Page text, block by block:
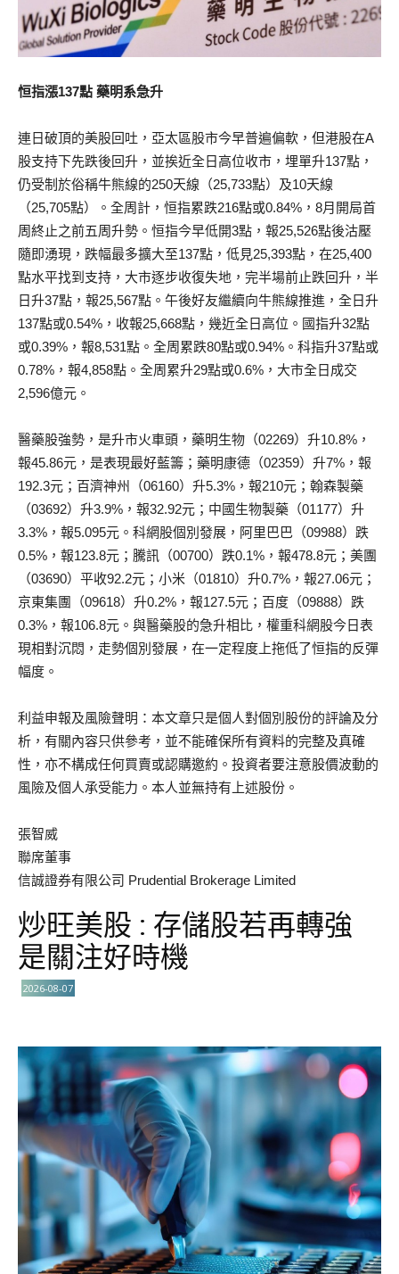
恒指漲137點 藥明系急升
連日破頂的美股回吐，亞太區股市今早普遍偏軟，但港股在A
股支持下先跌後回升，並挨近全日高位收市，埋單升137點，
仍受制於俗稱牛熊線的250天線（25,733點）及10天線
（25,705點）。全周計，恒指累跌216點或0.84%，8月開局首
周終止之前五周升勢。恒指今早低開3點，報25,526點後沽壓
隨即湧現，跌幅最多擴大至137點，低見25,393點，在25,400
點水平找到支持，大市逐步收復失地，完半場前止跌回升，半
日升37點，報25,567點。午後好友繼續向牛熊線推進，全日升
137點或0.54%，收報25,668點，幾近全日高位。國指升32點
或0.39%，報8,531點。全周累跌80點或0.94%。科指升37點或
0.78%，報4,858點。全周累升29點或0.6%，大市全日成交
2,596億元。
醫藥股強勢，是升市火車頭，藥明生物（02269）升10.8%，
報45.86元，是表現最好藍籌；藥明康德（02359）升7%，報
192.3元；百濟神州（06160）升5.3%，報210元；翰森製藥
（03692）升3.9%，報32.92元；中國生物製藥（01177）升
3.3%，報5.095元。科網股個別發展，阿里巴巴（09988）跌
0.5%，報123.8元；騰訊（00700）跌0.1%，報478.8元；美團
（03690）平收92.2元；小米（01810）升0.7%，報27.06元；
京東集團（09618）升0.2%，報127.5元；百度（09888）跌
0.3%，報106.8元。與醫藥股的急升相比，權重科網股今日表
現相對沉悶，走勢個別發展，在一定程度上拖低了恒指的反彈
幅度。
利益申報及風險聲明：本文章只是個人對個別股份的評論及分
析，有關內容只供參考，並不能確保所有資料的完整及真確
性，亦不構成任何買賣或認購邀約。投資者要注意股價波動的
風險及個人承受能力。本人並無持有上述股份。
張智威
聯席董事
信誠證券有限公司 Prudential Brokerage Limited
炒旺美股 : 存儲股若再轉強
是關注好時機
2026-08-07